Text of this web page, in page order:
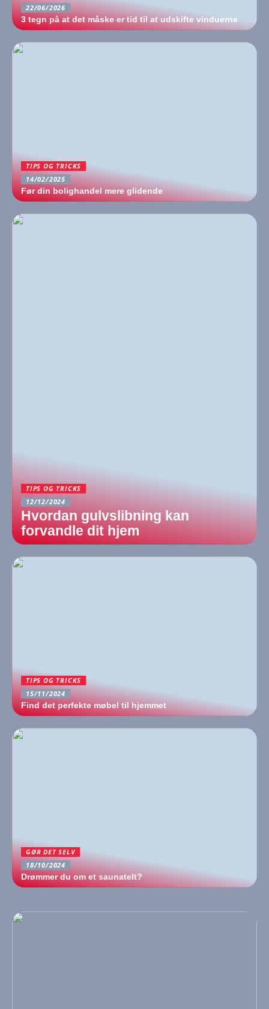
22/06/2026
3 tegn på at det måske er tid til at udskifte vinduerne
TIPS OG TRICKS
14/02/2025
Før din bolighandel mere glidende
TIPS OG TRICKS
12/12/2024
Hvordan gulvslibning kan
forvandle dit hjem
TIPS OG TRICKS
15/11/2024
Find det perfekte møbel til hjemmet
GØR DET SELV
18/10/2024
Drømmer du om et saunatelt?